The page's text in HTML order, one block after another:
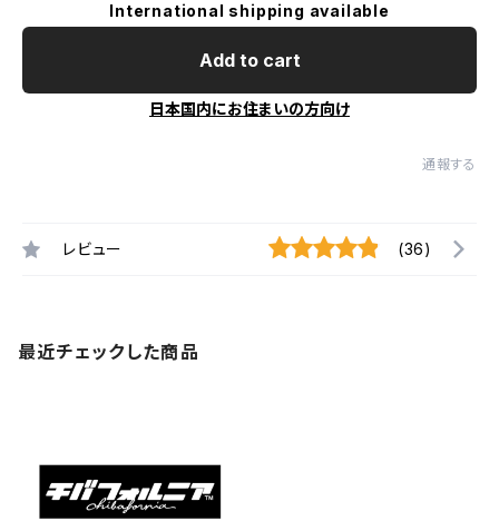
International shipping available
Add to cart
日本国内にお住まいの方向け
通報する
レビュー (36)
最近チェックした商品